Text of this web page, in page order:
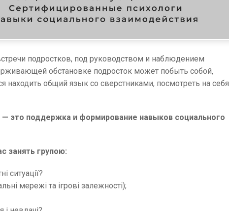
подростков, под руководством и наблюдением
обстановке подросток может побыть собой,
находить общий язык со сверстниками, посмотреть на себя
это поддержка и формирование навыков социального
занять групою:
ситуації?
мережі та ігрові залежності);